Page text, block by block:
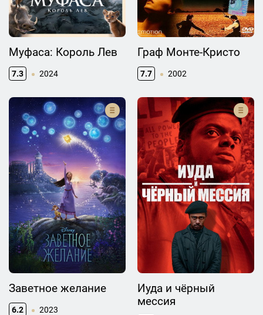
Муфаса: Король Лев
7.3 2024
Граф Монте-Кристо
7.7 2002
Заветное желание
6.2 2023
Иуда и чёрный
мессия